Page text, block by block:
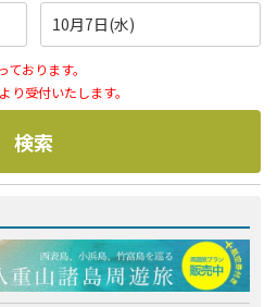
10月7日(水)
おります。
り受付いたします。
検索